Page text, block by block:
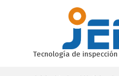
Tecnología de